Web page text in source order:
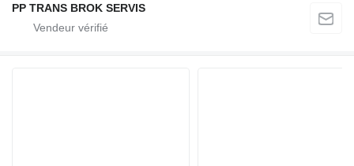
PP TRANS BROK SERVIS